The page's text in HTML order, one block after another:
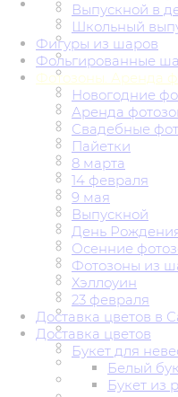
Выпускной в
Школьный
Фигуры из шаров
Фольгированные
Фотозоны. Аренда
Новогодние
Аренда
Свадебные
Пайетки
8 марта
14 февраля
9 мая
Выпускной
День
Осенние
Фотозоны из
Хэллоуин
23 февраля
Доставка цветов в
Доставка цветов
Букет для
Белый
Букет из